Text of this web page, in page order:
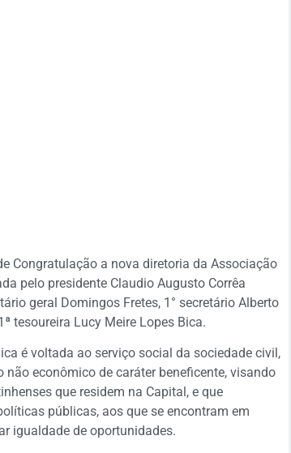
Congratulação a nova diretoria da Associação
pelo presidente Claudio Augusto Corrêa
geral Domingos Fretes, 1° secretário Alberto
tesoureira Lucy Meire Lopes Bica.
é voltada ao serviço social da sociedade civil,
econômico de caráter beneficente, visando
que residem na Capital, e que
públicas, aos que se encontram em
igualdade de oportunidades.